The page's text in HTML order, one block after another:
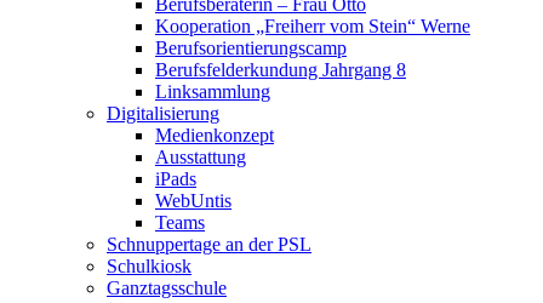
Berufsberaterin – Frau Otto
Kooperation „Freiherr vom Stein“ Werne
Berufsorientierungscamp
Berufsfelderkundung Jahrgang 8
Linksammlung
Digitalisierung
Medienkonzept
Ausstattung
iPads
WebUntis
Teams
Schnuppertage an der PSL
Schulkiosk
Ganztagsschule